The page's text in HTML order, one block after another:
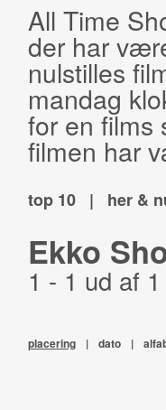
All Time
der har
nulstilles
mandag
for en films
filmen har
top 10 | her &
Ekko
1 - 1 ud af
placering | dato |